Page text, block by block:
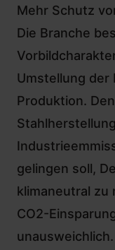
Mehr Schutz
Die Branche
Umstellung der
Produktion.
gelingen soll,
klimaneutral zu
CO2-